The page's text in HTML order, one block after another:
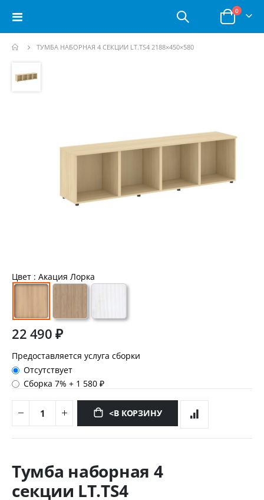
Toggle
Корзина
0позиции
ТУМБА НАБОРНАЯ 4 СЕКЦИИ LT.TS4 2188×450×580
и
перейти
Цвет : Акация Лорка
22 490 ₽
Предоставляется услуга сборки
Отсутствует
Сборка 7%+ 1 580 ₽
<В КОРЗИНУ
началу
галереи
изображений
Тумба наборная 4
секции LT.TS4